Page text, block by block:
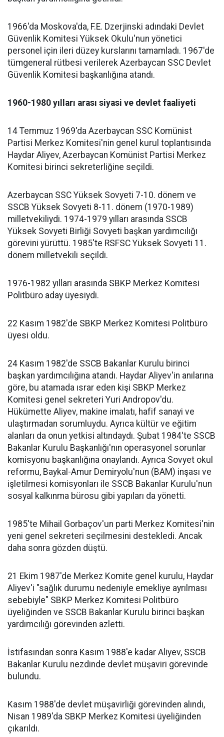
1966'da Moskova'da, F.E. Dzerjinski adındaki Devlet
Güvenlik Komitesi Yüksek Okulu'nun yönetici
personel için ileri düzey kurslarını tamamladı. 1967'de
tümgeneral rütbesi verilerek Azerbaycan SSC Devlet
Güvenlik Komitesi başkanlığına atandı.
1960-1980 yılları arası siyasi ve devlet faaliyeti
14 Temmuz 1969'da Azerbaycan SSC Komünist
Partisi Merkez Komitesi'nin genel kurul toplantısında
Haydar Aliyev, Azerbaycan Komünist Partisi Merkez
Komitesi birinci sekreterliğine seçildi.
Azerbaycan SSC Yüksek Sovyeti 7-10. dönem ve
SSCB Yüksek Sovyeti 8-11. dönem (1970-1989)
milletvekiliydi. 1974-1979 yılları arasında SSCB
Yüksek Sovyeti Birliği Sovyeti başkan yardımcılığı
görevini yürüttü. 1985'te RSFSC Yüksek Sovyeti 11.
dönem milletvekili seçildi.
1976-1982 yılları arasında SBKP Merkez Komitesi
Politbüro aday üyesiydi.
22 Kasım 1982'de SBKP Merkez Komitesi Politbüro
üyesi oldu.
24 Kasım 1982'de SSCB Bakanlar Kurulu birinci
başkan yardımcılığına atandı. Haydar Aliyev'in anılarına
göre, bu atamada ısrar eden kişi SBKP Merkez
Komitesi genel sekreteri Yuri Andropov'du.
Hükümette Aliyev, makine imalatı, hafif sanayi ve
ulaştırmadan sorumluydu. Ayrıca kültür ve eğitim
alanları da onun yetkisi altındaydı. Şubat 1984'te SSCB
Bakanlar Kurulu Başkanlığı'nın operasyonel sorunlar
komisyonu başkanlığına onaylandı. Ayrıca Sovyet okul
reformu, Baykal-Amur Demiryolu'nun (BAM) inşası ve
işletilmesi komisyonları ile SSCB Bakanlar Kurulu'nun
sosyal kalkınma bürosu gibi yapıları da yönetti.
1985'te Mihail Gorbaçov'un parti Merkez Komitesi'nin
yeni genel sekreteri seçilmesini destekledi. Ancak
daha sonra gözden düştü.
21 Ekim 1987'de Merkez Komite genel kurulu, Haydar
Aliyev'i "sağlık durumu nedeniyle emekliye ayrılması
sebebiyle" SBKP Merkez Komitesi Politbüro
üyeliğinden ve SSCB Bakanlar Kurulu birinci başkan
yardımcılığı görevinden azletti.
İstifasından sonra Kasım 1988'e kadar Aliyev, SSCB
Bakanlar Kurulu nezdinde devlet müşaviri görevinde
bulundu.
Kasım 1988'de devlet müşavirliği görevinden alındı,
Nisan 1989'da SBKP Merkez Komitesi üyeliğinden
çıkarıldı.